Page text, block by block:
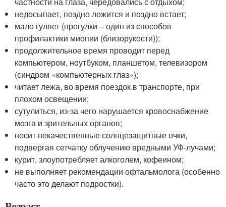
недосыпает, поздно ложится и поздно встает;
мало гуляет (прогулки – один из способов
профилактики миопии (близорукости));
продолжительное время проводит перед
компьютером, ноутбуком, планшетом, телевизором
(синдром «компьютерных глаз»);
читает лежа, во время поездок в транспорте, при
плохом освещении;
сутулиться, из-за чего нарушается кровоснабжение
мозга и зрительных органов;
носит некачественные солнцезащитные очки,
подвергая сетчатку облучению вредными УФ-лучами;
курит, злоупотребляет алкоголем, кофеином;
не выполняет рекомендации офтальмолога (особенно
часто это делают подростки).